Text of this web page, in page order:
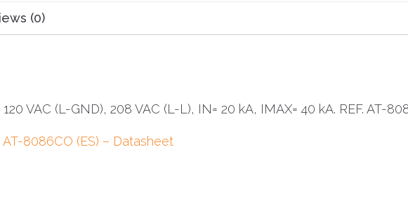
(0)
120 VAC (L-GND), 208 VAC (L-L), IN= 20 kA, IMAX= 40 kA. REF. AT-
8086CO (ES) – Datasheet